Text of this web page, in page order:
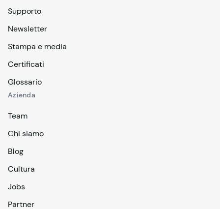
Supporto
Newsletter
Stampa e media
Certificati
Glossario
Azienda
Team
Chi siamo
Blog
Cultura
Jobs
Partner